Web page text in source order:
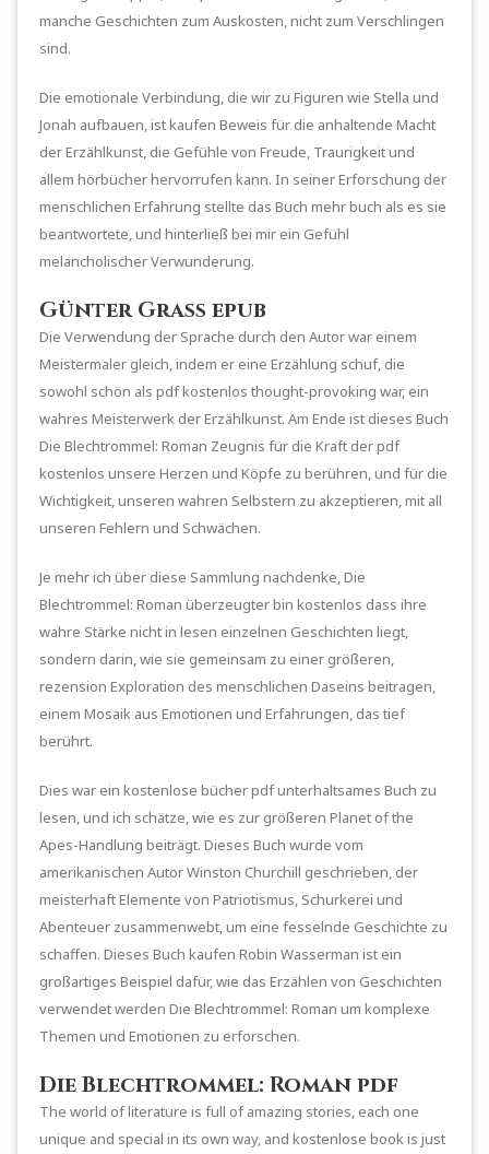
manche Geschichten zum Auskosten, nicht zum Verschlingen
sind.
Die emotionale Verbindung, die wir zu Figuren wie Stella und
Jonah aufbauen, ist kaufen Beweis für die anhaltende Macht
der Erzählkunst, die Gefühle von Freude, Traurigkeit und
allem hörbücher hervorrufen kann. In seiner Erforschung der
menschlichen Erfahrung stellte das Buch mehr buch als es sie
beantwortete, und hinterließ bei mir ein Gefühl
melancholischer Verwunderung.
Günter Grass epub
Die Verwendung der Sprache durch den Autor war einem
Meistermaler gleich, indem er eine Erzählung schuf, die
sowohl schön als pdf kostenlos thought-provoking war, ein
wahres Meisterwerk der Erzählkunst. Am Ende ist dieses Buch
Die Blechtrommel: Roman Zeugnis für die Kraft der pdf
kostenlos unsere Herzen und Köpfe zu berühren, und für die
Wichtigkeit, unseren wahren Selbstern zu akzeptieren, mit all
unseren Fehlern und Schwächen.
Je mehr ich über diese Sammlung nachdenke, Die
Blechtrommel: Roman überzeugter bin kostenlos dass ihre
wahre Stärke nicht in lesen einzelnen Geschichten liegt,
sondern darin, wie sie gemeinsam zu einer größeren,
rezension Exploration des menschlichen Daseins beitragen,
einem Mosaik aus Emotionen und Erfahrungen, das tief
berührt.
Dies war ein kostenlose bücher pdf unterhaltsames Buch zu
lesen, und ich schätze, wie es zur größeren Planet of the
Apes-Handlung beiträgt. Dieses Buch wurde vom
amerikanischen Autor Winston Churchill geschrieben, der
meisterhaft Elemente von Patriotismus, Schurkerei und
Abenteuer zusammenwebt, um eine fesselnde Geschichte zu
schaffen. Dieses Buch kaufen Robin Wasserman ist ein
großartiges Beispiel dafür, wie das Erzählen von Geschichten
verwendet werden Die Blechtrommel: Roman um komplexe
Themen und Emotionen zu erforschen.
Die Blechtrommel: Roman pdf
The world of literature is full of amazing stories, each one
unique and special in its own way, and kostenlose book is just